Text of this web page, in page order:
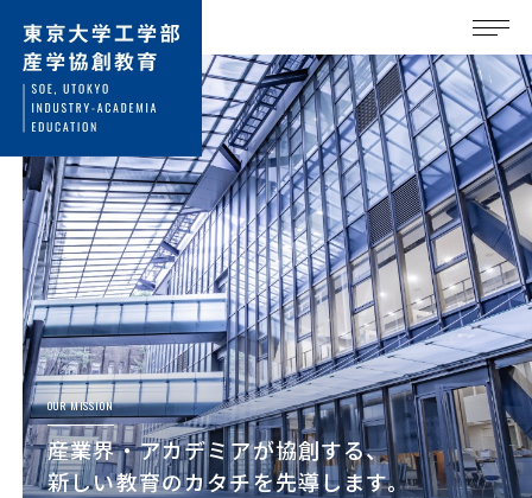
OUR MISSION
産業界・アカデミアが協創する、
新しい教育のカタチを先導します。